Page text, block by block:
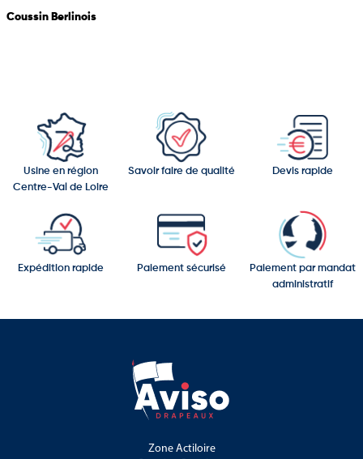
Coussin Berlinois
Usine en région
Centre-Val de Loire
Savoir faire de qualité Devis rapide
Expédition rapide Paiement sécurisé
Paiement par mandat
administratif
Zone Actiloire